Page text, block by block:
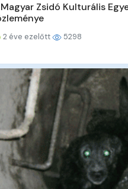
Zsidó Kulturális
2 éve ezelőtt 5298